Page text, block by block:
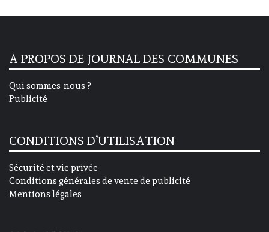
A PROPOS DE JOURNAL DES COMMUNES
Qui sommes-nous ?
Publicité
CONDITIONS D’UTILISATION
Sécurité et vie privée
Conditions générales de vente de publicité
Mentions légales